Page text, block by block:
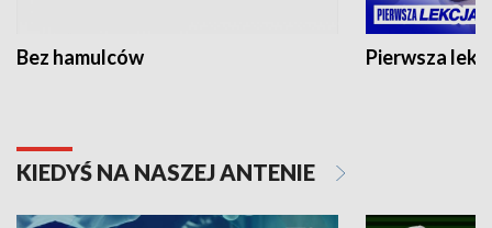
Bez hamulców Pierwsza
KIEDYŚ NA NASZEJ ANTENIE